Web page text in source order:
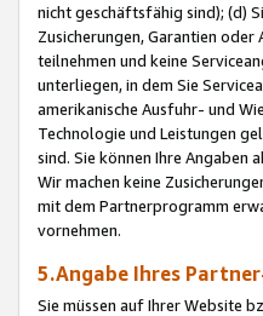
nicht geschäftsfähig sind); (d)
Zusicherungen, Garantien
teilnehmen und keine
unterliegen, in dem Sie
amerikanische Ausfuhr- und
Technologie und Leistungen
sind. Sie können Ihre Angaben
Wir machen keine
mit dem Partnerprogramm
vornehmen.
5.Angabe Ihres
Sie müssen auf Ihrer Website